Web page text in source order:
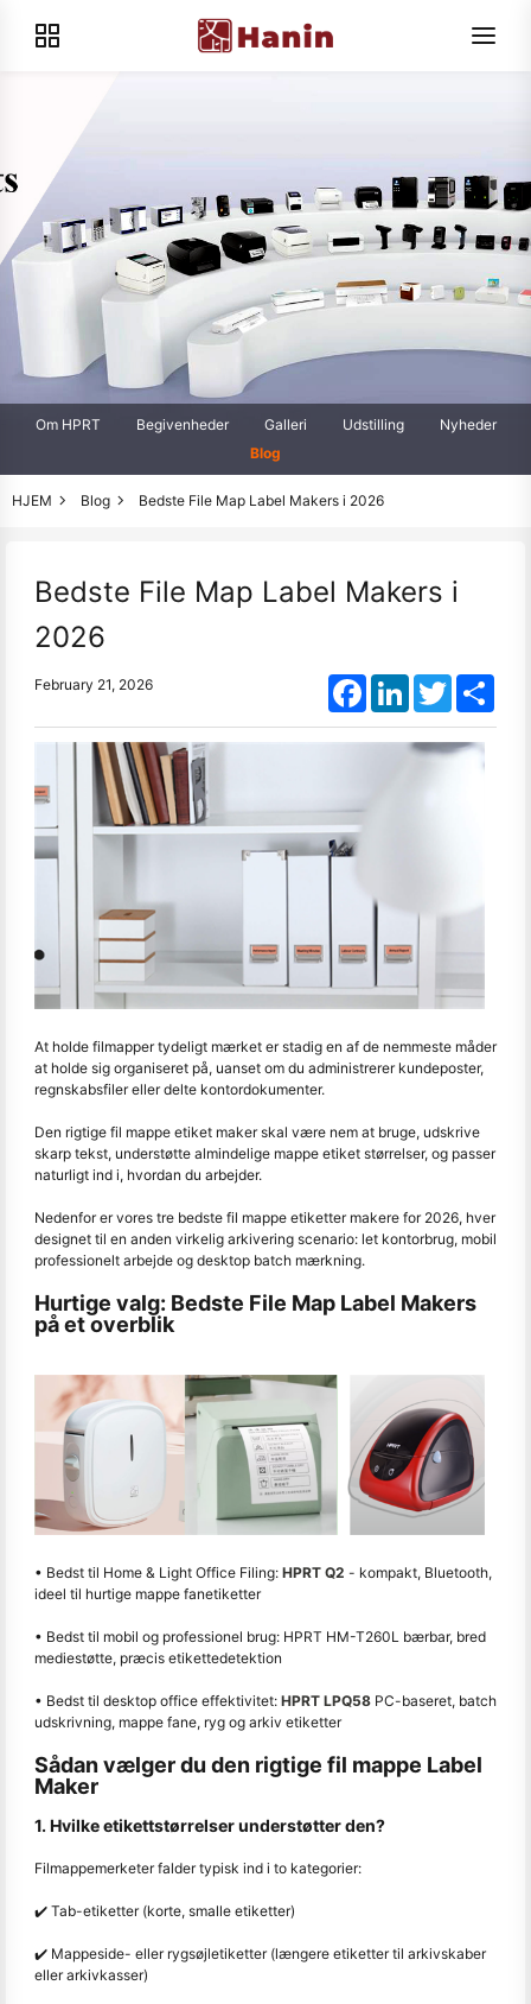
Om HPRT Begivenheder Galleri Udstilling
Nyheder
Blog
HJEM Blog Bedste File Map Label Makers i 2026
Bedste File Map Label Makers i
2026
February 21, 2026 FacebookLinkedInTwitter
At holde filmapper tydeligt mærket er stadig en af de nemmeste måder
at holde sig organiseret på, uanset om du administrerer kundeposter,
regnskabsfiler eller delte kontordokumenter.
Den rigtige fil mappe etiket maker skal være nem at bruge, udskrive
skarp tekst, understøtte almindelige mappe etiket størrelser, og passer
naturligt ind i, hvordan du arbejder.
Nedenfor er vores tre bedste fil mappe etiketter makere for 2026, hver
designet til en anden virkelig arkivering scenario: let kontorbrug, mobil
professionelt arbejde og desktop batch mærkning.
Hurtige valg: Bedste File Map Label Makers
på et overblik
• Bedst til Home & Light Office Filing: HPRT Q2 - kompakt, Bluetooth,
ideel til hurtige mappe fanetiketter
• Bedst til mobil og professionel brug: HPRT HM-T260L bærbar, bred
mediestøtte, præcis etikettedetektion
• Bedst til desktop office effektivitet: HPRT LPQ58 PC-baseret, batch
udskrivning, mappe fane, ryg og arkiv etiketter
Sådan vælger du den rigtige fil mappe Label
Maker
1. Hvilke etikettstørrelser understøtter den?
Filmappemerketer falder typisk ind i to kategorier:
✔️ Tab-etiketter (korte, smalle etiketter)
✔️ Mappeside- eller rygsøjletiketter (længere etiketter til arkivskaber
eller arkivkasser)